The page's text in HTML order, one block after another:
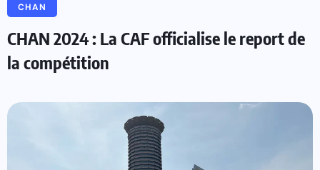
CHAN
CHAN 2024 : La CAF officialise le report de
la compétition